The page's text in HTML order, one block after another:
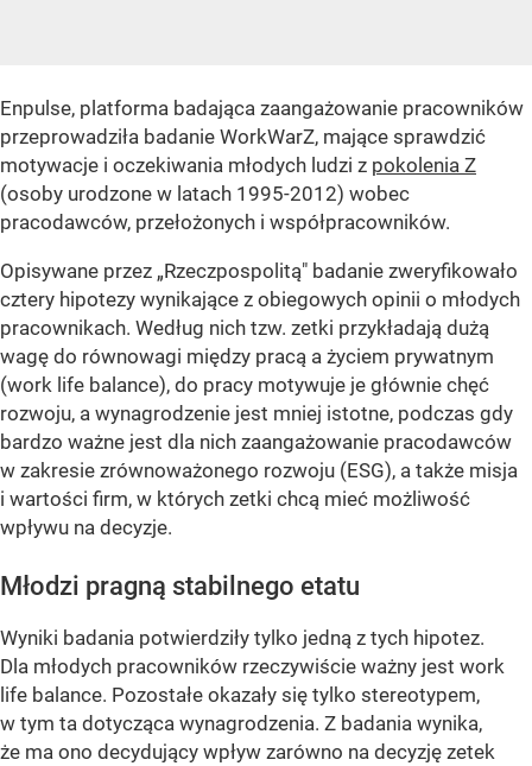
Enpulse, platforma badająca zaangażowanie pracowników
przeprowadziła badanie WorkWarZ, mające sprawdzić
motywacje i oczekiwania młodych ludzi z pokolenia Z
(osoby urodzone w latach 1995-2012) wobec
pracodawców, przełożonych i współpracowników.
Opisywane przez „Rzeczpospolitą" badanie zweryfikowało
cztery hipotezy wynikające z obiegowych opinii o młodych
pracownikach. Według nich tzw. zetki przykładają dużą
wagę do równowagi między pracą a życiem prywatnym
(work life balance), do pracy motywuje je głównie chęć
rozwoju, a wynagrodzenie jest mniej istotne, podczas gdy
bardzo ważne jest dla nich zaangażowanie pracodawców
w zakresie zrównoważonego rozwoju (ESG), a także misja
i wartości firm, w których zetki chcą mieć możliwość
wpływu na decyzje.
Młodzi pragną stabilnego etatu
Wyniki badania potwierdziły tylko jedną z tych hipotez.
Dla młodych pracowników rzeczywiście ważny jest work
life balance. Pozostałe okazały się tylko stereotypem,
w tym ta dotycząca wynagrodzenia. Z badania wynika,
że ma ono decydujący wpływ zarówno na decyzję zetek